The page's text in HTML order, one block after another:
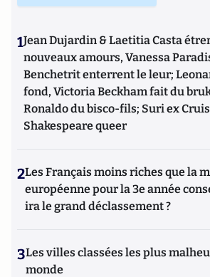
1Jean Dujardin & Laetitia Casta
nouveaux amours, Vanessa
Benchetrit enterrent le leur;
fond, Victoria Beckham fait du
Ronaldo du bisco-fils; Suri ex
Shakespeare queer
2Les Français moins riches que la
européenne pour la 3e année
ira le grand déclassement ?
3Les villes classées les plus
monde